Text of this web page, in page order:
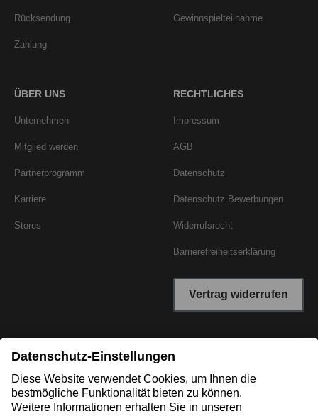
Rücksendung
Zahlung
Gewinnspielteilnahme
ÜBER UNS
Unternehmen
Mitglied werden
Partnerprogramm
Karriere
Stores
RECHTLICHES
Impressum
AGB
Datenschutz
Datenschutz Bewerbungen
Widerrufsrecht
Barrierefreiheitserklärung
Vertrag widerrufen